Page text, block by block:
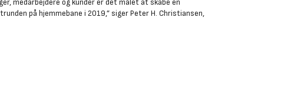
medarbejdere og kunder er det målet at skabe en
på hjemmebane i 2019,” siger Peter H. Christiansen,